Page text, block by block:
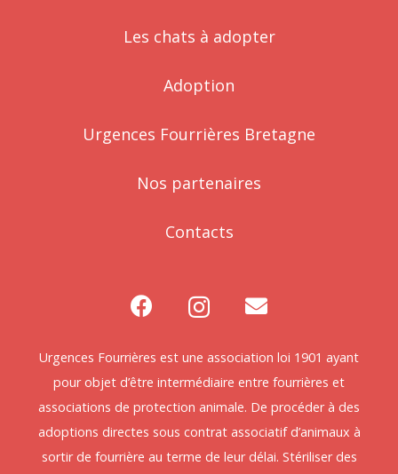
Les chats à adopter
Adoption
Urgences Fourrières Bretagne
Nos partenaires
Contacts
Urgences Fourrières est une association loi 1901 ayant
pour objet d’être intermédiaire entre fourrières et
associations de protection animale. De procéder à des
adoptions directes sous contrat associatif d’animaux à
sortir de fourrière au terme de leur délai. Stériliser des